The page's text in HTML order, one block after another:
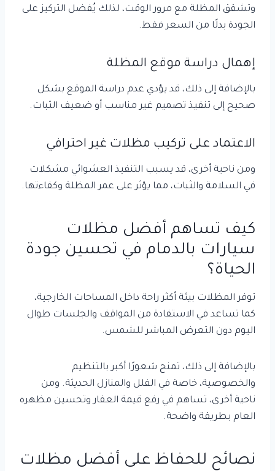
وتشقق المظلة مع مرور الوقت، لذلك يُفضل التركيز على
الجودة بدلًا من السعر فقط.
إهمال دراسة موقع المظلة
بالإضافة إلى ذلك، قد يؤدي عدم دراسة الموقع بشكل
صحيح إلى تنفيذ تصميم غير مناسب أو ضعيف الثبات.
الاعتماد على تركيب مظلات غير احترافي
ومن ناحية أخرى، قد يسبب التنفيذ العشوائي مشكلات
في السلامة والثبات، مما يؤثر على عمر المظلة وكفاءتها.
كيف تساهم أفضل مظلات
سيارات بالدمام في تحسين جودة
الحياة؟
توفر المظلات بيئة أكثر راحة داخل المساحات الخارجية،
كما تساعد في الاستفادة من المواقف والجلسات طوال
اليوم دون التعرض المباشر للشمس.
بالإضافة إلى ذلك، تمنح شعورًا أكبر بالتنظيم
والخصوصية، خاصة في الفلل والمنازل الحديثة. ومن
ناحية أخرى، تساهم في رفع قيمة العقار وتحسين مظهره
العام بطريقة واضحة.
نصائح للحفاظ على أفضل مظلات